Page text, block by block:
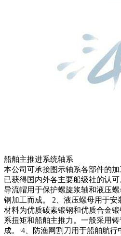
船舶主推进系统轴系
本公司可承接图示轴系各部件的
已获得国内外各主要船级社的认可
导流帽用于保护螺旋浆轴和液压
钢加工而成。 2、液压螺母用于安
材料为优质碳素锻钢和优质合金
系扭矩和船舶主推力。一般采用
成。 4、防渔网割刀用于船舶航